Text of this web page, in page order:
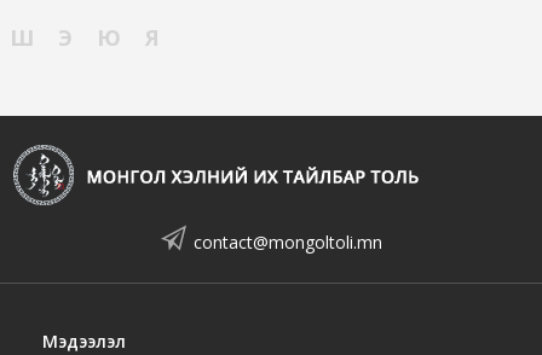
Ш
Э Ю Я
contact@mongoltoli.mn
Мэдээлэл